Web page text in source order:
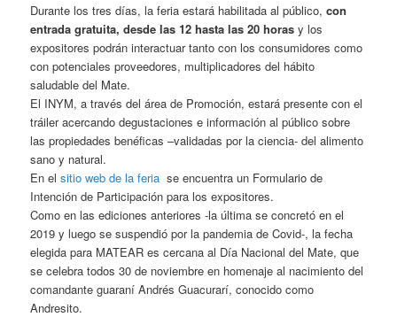
Durante los tres días, la feria estará habilitada al público, con
entrada gratuita, desde las 12 hasta las 20 horas y los
expositores podrán interactuar tanto con los consumidores como
con potenciales proveedores, multiplicadores del hábito
saludable del Mate.
El INYM, a través del área de Promoción, estará presente con el
tráiler acercando degustaciones e información al público sobre
las propiedades benéficas –validadas por la ciencia- del alimento
sano y natural.
En elsitio web de la feria se encuentra un Formulario de
Intención de Participación para los expositores.
Como en las ediciones anteriores -la última se concretó en el
2019 y luego se suspendió por la pandemia de Covid-, la fecha
elegida para MATEAR es cercana al Día Nacional del Mate, que
se celebra todos 30 de noviembre en homenaje al nacimiento del
comandante guaraní Andrés Guacurarí, conocido como
Andresito.